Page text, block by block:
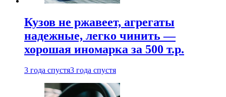
Кузов не ржавеет, агрегаты
надежные, легко чинить —
хорошая иномарка за 500 т.р.
3 года спустя3 года спустя